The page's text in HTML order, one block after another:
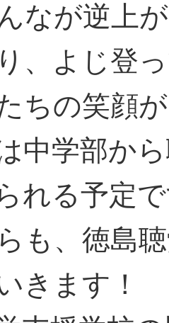
なが逆上
、よじ登
ちの笑顔
中学部か
れる予定
も、徳島
きます！